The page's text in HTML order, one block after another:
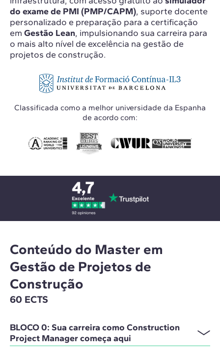
do exame de PMI (PMP/CAPM), suporte docente
personalizado e preparação para a certificação
em Gestão Lean, impulsionando sua carreira para
o mais alto nível de excelência na gestão de
projetos de construção.
Classificada como a melhor universidade da Espanha
de acordo com:
Conteúdo do Master em
Gestão de Projetos de
Construção
60 ECTS
BLOCO 0: Sua carreira como Construction
Project Manager começa aqui